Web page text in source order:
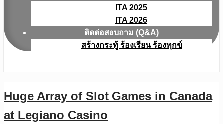
ITA 2025
ITA 2026
ติดต่อสอบถาม (Q&A)
สร้างกระทู้ ร้องเรียน ร้องทุกข์
Huge Array of Slot Games in Canada
at Legiano Casino